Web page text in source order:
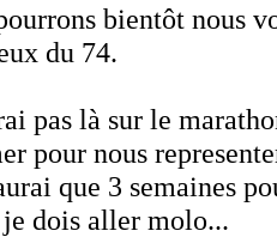
bientôt nous
du 74.
pas là sur le
pour nous
que 3 semaines
dois aller molo...